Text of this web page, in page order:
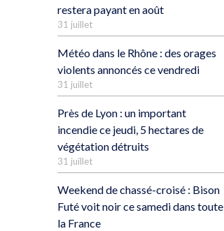
restera payant en août
31 juillet
Météo dans le Rhône : des orages
violents annoncés ce vendredi
31 juillet
Près de Lyon : un important
incendie ce jeudi, 5 hectares de
végétation détruits
31 juillet
Weekend de chassé-croisé : Bison
Futé voit noir ce samedi dans toute
la France